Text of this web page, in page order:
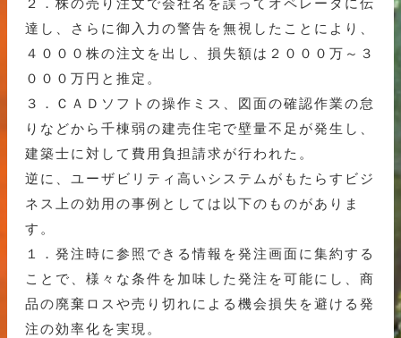
２．株の売り注文で会社名を誤ってオペレータに伝
達し、さらに御入力の警告を無視したことにより、
４０００株の注文を出し、損失額は２０００万～３
０００万円と推定。
３．ＣＡＤソフトの操作ミス、図面の確認作業の怠
りなどから千棟弱の建売住宅で壁量不足が発生し、
建築士に対して費用負担請求が行われた。
逆に、ユーザビリティ高いシステムがもたらすビジ
ネス上の効用の事例としては以下のものがありま
す。
１．発注時に参照できる情報を発注画面に集約する
ことで、様々な条件を加味した発注を可能にし、商
品の廃棄ロスや売り切れによる機会損失を避ける発
注の効率化を実現。